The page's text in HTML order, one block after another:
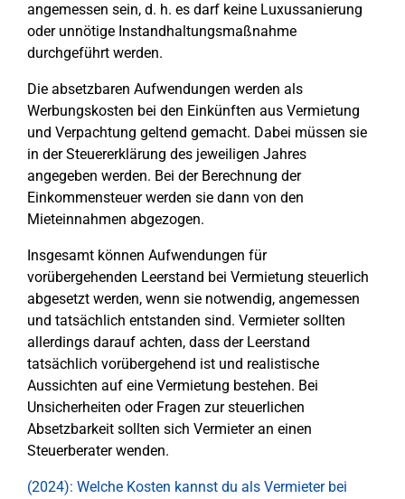
angemessen sein, d. h. es darf keine Luxussanierung
oder unnötige Instandhaltungsmaßnahme
durchgeführt werden.
Die absetzbaren Aufwendungen werden als
Werbungskosten bei den Einkünften aus Vermietung
und Verpachtung geltend gemacht. Dabei müssen sie
in der Steuererklärung des jeweiligen Jahres
angegeben werden. Bei der Berechnung der
Einkommensteuer werden sie dann von den
Mieteinnahmen abgezogen.
Insgesamt können Aufwendungen für
vorübergehenden Leerstand bei Vermietung steuerlich
abgesetzt werden, wenn sie notwendig, angemessen
und tatsächlich entstanden sind. Vermieter sollten
allerdings darauf achten, dass der Leerstand
tatsächlich vorübergehend ist und realistische
Aussichten auf eine Vermietung bestehen. Bei
Unsicherheiten oder Fragen zur steuerlichen
Absetzbarkeit sollten sich Vermieter an einen
Steuerberater wenden.
(2024): Welche Kosten kannst du als Vermieter bei